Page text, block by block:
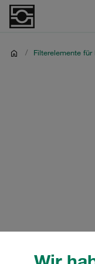
/ Filterelemente